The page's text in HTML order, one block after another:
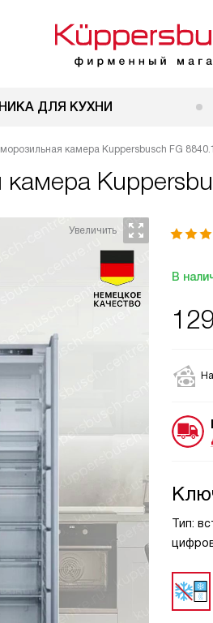
ДЛЯ КУХНИ
камера Kuppersbusch FG
камера
В
Тип: